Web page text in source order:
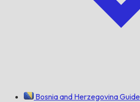
Bosnia and Herzegovina Guide